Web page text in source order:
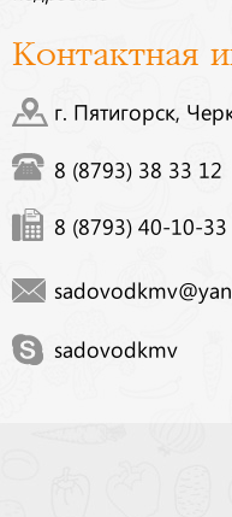
Контактная
г. Пятигорск,
8 (8793) 38 33 12
8 (8793) 40-10-33
sadovodkmv